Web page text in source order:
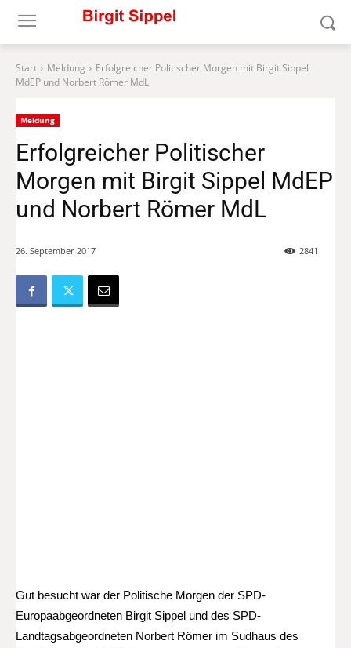
Start Meldung
Erfolgreicher Politischer Morgen mit Birgit Sippel
MdEP und Norbert Römer MdL
Meldung
Erfolgreicher Politischer
Morgen mit Birgit Sippel MdEP
und Norbert Römer MdL
26. September 2017 2841
Gut besucht war der Politische Morgen der SPD-
Europaabgeordneten Birgit Sippel und des SPD-
Landtagsabgeordneten Norbert Römer im Sudhaus des